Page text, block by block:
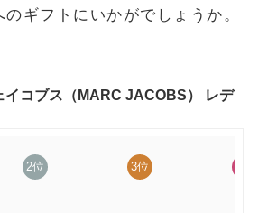
ギフトにいかがでしょうか。